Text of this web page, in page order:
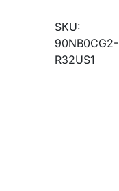
SKU:
90NB0CG2-
R32US1